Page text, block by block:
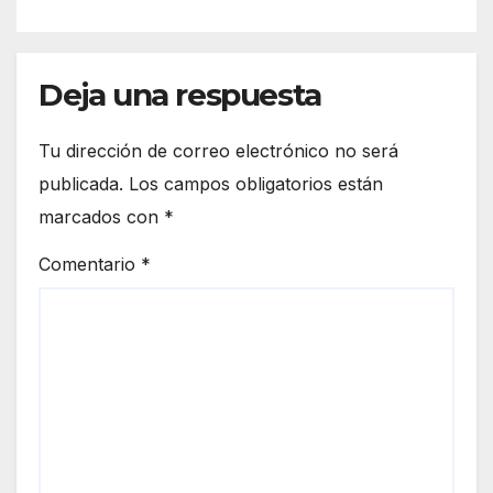
Deja una respuesta
Tu dirección de correo electrónico no será
publicada. Los campos obligatorios están
marcados con *
Comentario *